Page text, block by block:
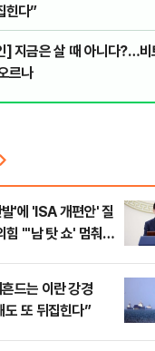
힌다”
] 지금은 살 때 아니다?…비
르나
'에 'ISA 개편안' 질
"'남 탓 쇼' 멈춰
드는 이란 강경
또 뒤집힌다”